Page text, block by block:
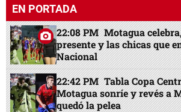
EN PORTADA
22:08 PM Motagua
presente y las chicas que
Nacional
22:42 PM Tabla Copa
Motagua sonríe y revés a
quedó la pelea